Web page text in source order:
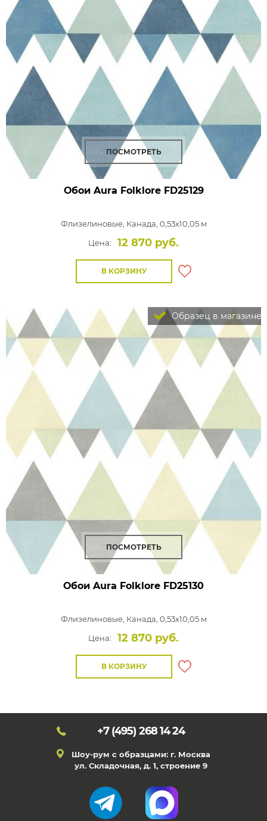
ПОСМОТРЕТЬ
Обои Aura FolkloreFD25129
Флизелиновые, Канада, 0,53x10,05 м
Цена:
12 870 руб.
В КОРЗИНУ
Образец в магазине
ПОСМОТРЕТЬ
Обои Aura Folklore FD25130
Флизелиновые, Канада, 0,53x10,05 м
Цена:
12 870 руб.
В КОРЗИНУ
+7 (495) 268 14 24
Шоу-рум с образцами: г. Москва
ул. Складочная, д. 1, строение 9